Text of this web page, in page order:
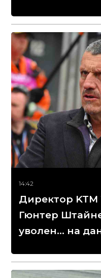
14:42
Директор KTM
Гюнтер
уволен... на